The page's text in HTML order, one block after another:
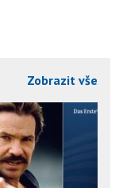
Zobrazit vše